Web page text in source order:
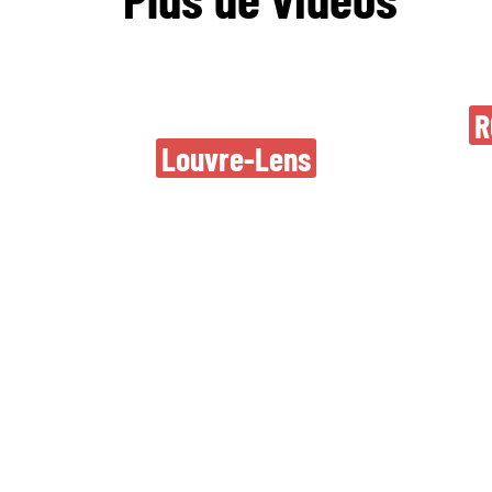
Parc en fête
Louvre-Lens